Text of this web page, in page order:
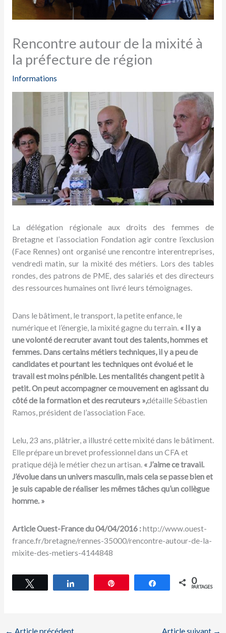
Rencontre autour de la mixité à
la préfecture de région
Informations
La délégation régionale aux droits des femmes de
Bretagne et l’association Fondation agir contre l’exclusion
(Face Rennes) ont organisé une rencontre interentreprises,
vendredi matin, sur la mixité des métiers. Lors des tables
rondes, des patrons de PME, des salariés et des directeurs
des ressources humaines ont livré leurs témoignages.
Dans le bâtiment, le transport, la petite enfance, le
numérique et l’énergie, la mixité gagne du terrain. « Il y a
une volonté de recruter avant tout des talents, hommes et
femmes. Dans certains métiers techniques, il y a peu de
candidates et pourtant les techniques ont évolué et le
travail est moins pénible. Les mentalités changent petit à
petit. On peut accompagner ce mouvement en agissant du
côté de la formation et des recruteurs »,détaille Sébastien
Ramos, président de l’association Face.
Lelu, 23 ans, plâtrier, a illustré cette mixité dans le bâtiment.
Elle prépare un brevet professionnel dans un CFA et
pratique déjà le métier chez un artisan. « J’aime ce travail.
J’évolue dans un univers masculin, mais cela se passe bien et
je suis capable de réaliser les mêmes tâches qu’un collègue
homme. »
Article Ouest-France du 04/04/2016 :http://www.ouest-
france.fr/bretagne/rennes-35000/rencontre-autour-de-la-
mixite-des-metiers-4144848
Tweetez Partagez Partagez 0
PARTAGES
← Article précédent Article suivant →